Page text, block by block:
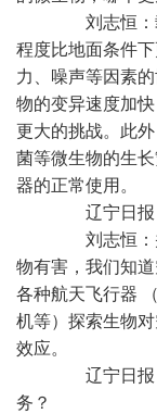
刘志恒：
程度比地面条件
力、噪声等因素
物的变异速度加
更大的挑战。此
菌等微生物的生
器的正常使用。
辽宁日报
刘志恒：
物有害，我们知
各种航天飞行器
机等）探索生物
效应。
辽宁日报：
务？